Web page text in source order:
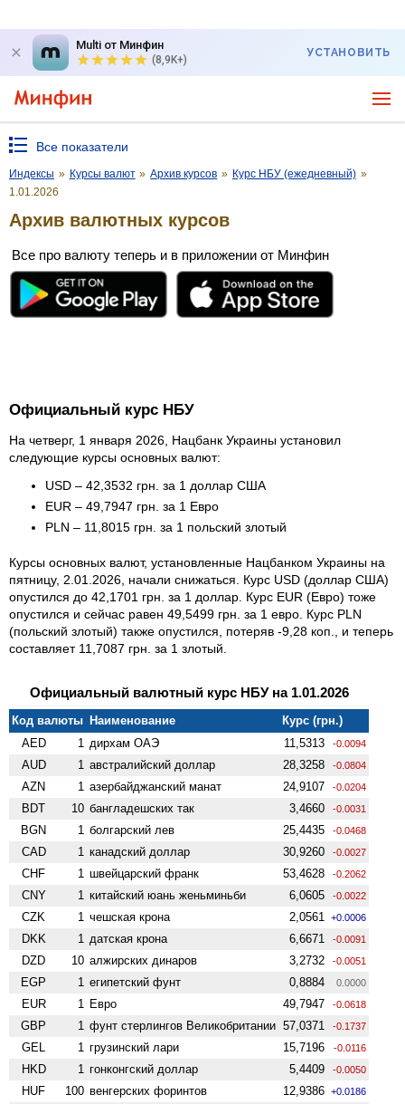
Multi от Минфин
(8,9K+)
УСТАНОВИТЬ
Все показатели
Индексы » Курсы валют » Архив курсов » Курс НБУ (ежедневный) »
1.01.2026
Архив валютных курсов
Все про валюту теперь и в приложении от Минфин
Официальный курс НБУ
На четверг, 1 января 2026, Нацбанк Украины установил
следующие курсы основных валют:
USD – 42,3532 грн. за 1 доллар США
EUR – 49,7947 грн. за 1 Евро
PLN – 11,8015 грн. за 1 польский злотый
Курсы основных валют, установленные Нацбанком Украины на
пятницу, 2.01.2026, начали снижаться. Курс USD (доллар США)
опустился до 42,1701 грн. за 1 доллар. Курс EUR (Евро) тоже
опустился и сейчас равен 49,5499 грн. за 1 евро. Курс PLN
(польский злотый) также опустился, потеряв -9,28 коп., и теперь
составляет 11,7087 грн. за 1 злотый.
Официальный валютный курс НБУ на 1.01.2026
Код валюты Наименование
Курс (грн.)
AED
1 дирхам ОАЭ 11,5313 -0.0094
AUD 1 австралийский доллар 28,3258 -0.0804
AZN 1 азербайджанский манат 24,9107 -0.0204
BDT 10 бангладешских так 3,4660 -0.0031
BGN 1 болгарский лев 25,4435 -0.0468
CAD 1 канадский доллар 30,9260 -0.0027
CHF 1 швейцарский франк 53,4628 -0.2062
CNY 1 китайский юань женьминьби 6,0605 -0.0022
CZK 1 чешская крона 2,0561 +0.0006
DKK 1 датская крона 6,6671 -0.0091
DZD 10 алжирских динаров 3,2732 -0.0051
EGP 1 египетский фунт 0,8884 0.0000
EUR 1 Евро 49,7947 -0.0618
GBP 1 фунт стерлингов Велико­британии 57,0371 -0.1737
GEL 1 грузинский лари 15,7196 -0.0116
HKD 1 гонконгский доллар 5,4409 -0.0050
HUF 100 венгерских форинтов 12,9386 +0.0186